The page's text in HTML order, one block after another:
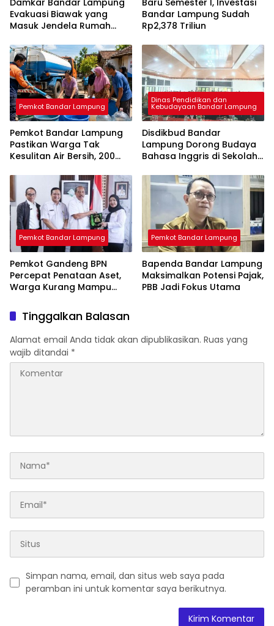
Evakuasi Biawak yang
Masuk Jendela Rumah
Bandar Lampung Sudah
Rp2,378 Triliun
Pemkot Bandar Lampung
Pemkot Bandar Lampung
Pastikan Warga Tak
Kesulitan Air Bersih, 200
Dinas Pendidikan dan
Kebudayaan Bandar Lampung
Disdikbud Bandar
Lampung Dorong Budaya
Bahasa Inggris di Sekolah
Berprestasi
Pemkot Bandar Lampung
Pemkot Gandeng BPN
Percepat Penataan Aset,
Warga Kurang Mampu
Tanah
Pemkot Bandar Lampung
Bapenda Bandar Lampung
Maksimalkan Potensi Pajak,
PBB Jadi Fokus Utama
Tinggalkan Balasan
Alamat email Anda tidak akan dipublikasikan. Ruas yang
wajib ditandai *
Simpan nama, email, dan situs web saya pada
peramban ini untuk komentar saya berikutnya.